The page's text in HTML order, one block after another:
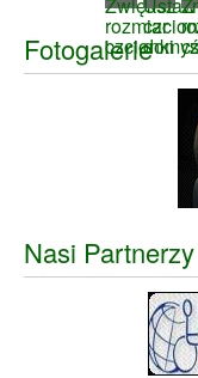
Fotogalerie
Nasi Partnerzy